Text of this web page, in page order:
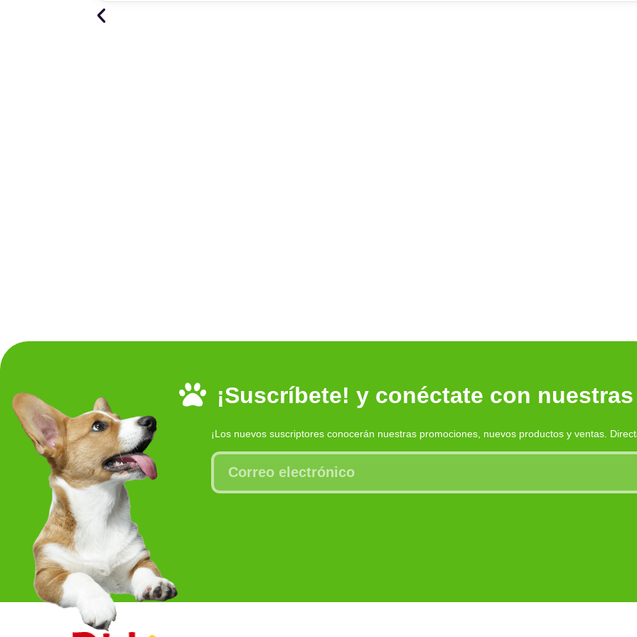
¡Suscríbete! y conéctate con
¡Los nuevos suscriptores conocerán nuestras promociones, nuevos productos y ventas.